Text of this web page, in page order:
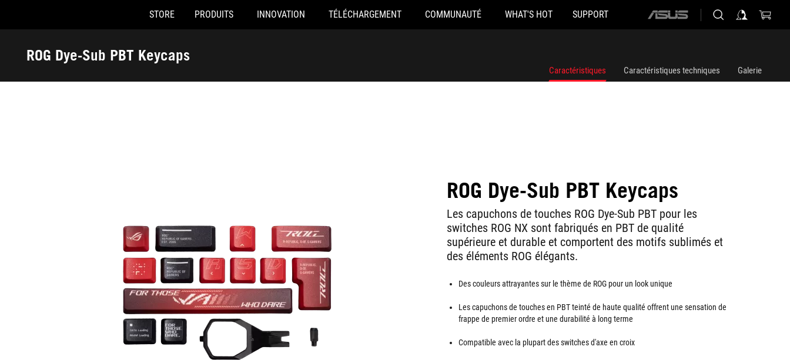
Accessibility links
STORE PRODUITS INNOVATION TÉLÉCHARGEMENT COMMUNAUTÉ WHAT'S HOT SUPPORT
ASUS
ROG Dye-Sub PBT Keycaps
Caractéristiques Caractéristiques techniques Galerie
ROG Dye-Sub PBT Keycaps
Les capuchons de touches ROG Dye-Sub PBT pour les
switches ROG NX sont fabriqués en PBT de qualité
supérieure et durable et comportent des motifs sublimés et
des éléments ROG élégants.
Des couleurs attrayantes sur le thème de ROG pour un look unique
Les capuchons de touches en PBT teinté de haute qualité offrent une sensation de
frappe de premier ordre et une durabilité à long terme
Compatible avec la plupart des switches d'axe en croix